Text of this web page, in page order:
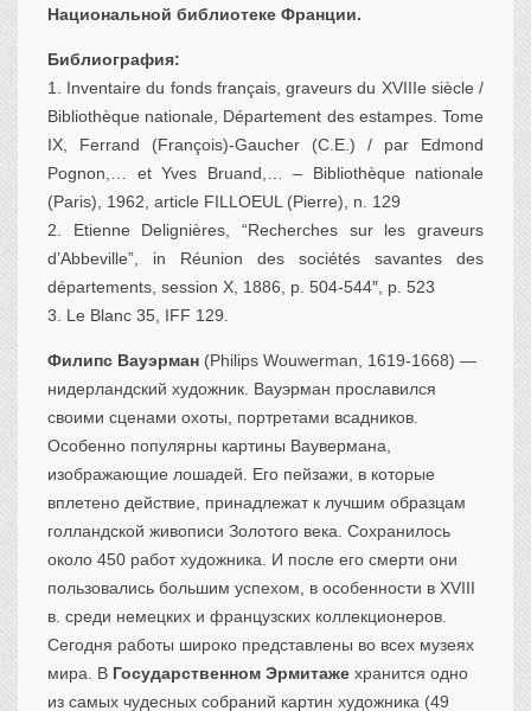
Национальной библиотеке Франции.
Библиография:
1. Inventaire du fonds français, graveurs du XVIIIe siècle /
Bibliothèque nationale, Département des estampes. Tome
IX, Ferrand (François)-Gaucher (C.E.) / par Edmond
Pognon,… et Yves Bruand,… – Bibliothèque nationale
(Paris), 1962, article FILLOEUL (Pierre), n. 129
2. Etienne Delignières, “Recherches sur les graveurs
d’Abbeville”, in Réunion des sociétés savantes des
départements, session X, 1886, p. 504-544″, p. 523
3. Le Blanc 35, IFF 129.
Филипс Вауэрман (Philips Wouwerman, 1619-1668) —
нидерландский художник. Вауэрман прославился
своими сценами охоты, портретами всадников.
Особенно популярны картины Ваувермана,
изображающие лошадей. Его пейзажи, в которые
вплетено действие, принадлежат к лучшим образцам
голландской живописи Золотого века. Сохранилось
около 450 работ художника. И после его смерти они
пользовались большим успехом, в особенности в XVIII
в. среди немецких и французских коллекционеров.
Сегодня работы широко представлены во всех музеях
мира. В Государственном Эрмитаже хранится одно
из самых чудесных собраний картин художника (49